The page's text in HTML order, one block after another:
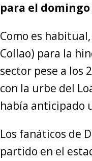
para el domingo
Como es
Collao) para la
sector pese a los
con la urbe del
había anticipado
Los fanáticos de
partido en el